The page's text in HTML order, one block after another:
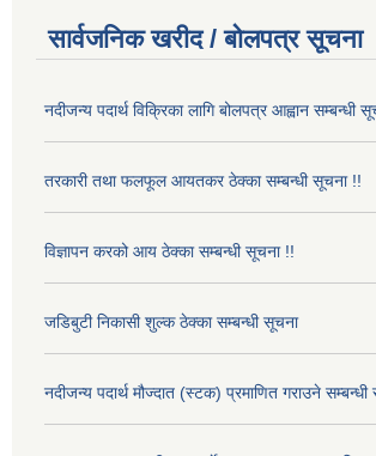
सार्वजनिक खरीद / बोलपत्र सूचना
नदीजन्य पदार्थ विक्रिका लागि बोलपत्र आह्वान सम्बन्धी
तरकारी तथा फलफूल आयतकर ठेक्का सम्बन्धी सूचना !!
विज्ञापन करको आय ठेक्का सम्बन्धी सूचना !!
जडिबुटी निकासी शुल्क ठेक्का सम्बन्धी सूचना
नदीजन्य पदार्थ मौज्दात (स्टक) प्रमाणित गराउने